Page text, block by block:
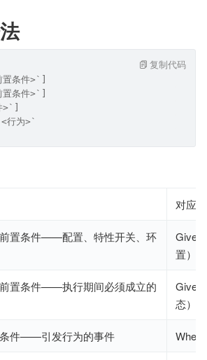
条件>`]
条件>`]
>`]
行为>`
复制代码
对应
置条件——配置、特性开关、环
置）
置条件——执行期间必须成立的
态）
件——引发行为的事件